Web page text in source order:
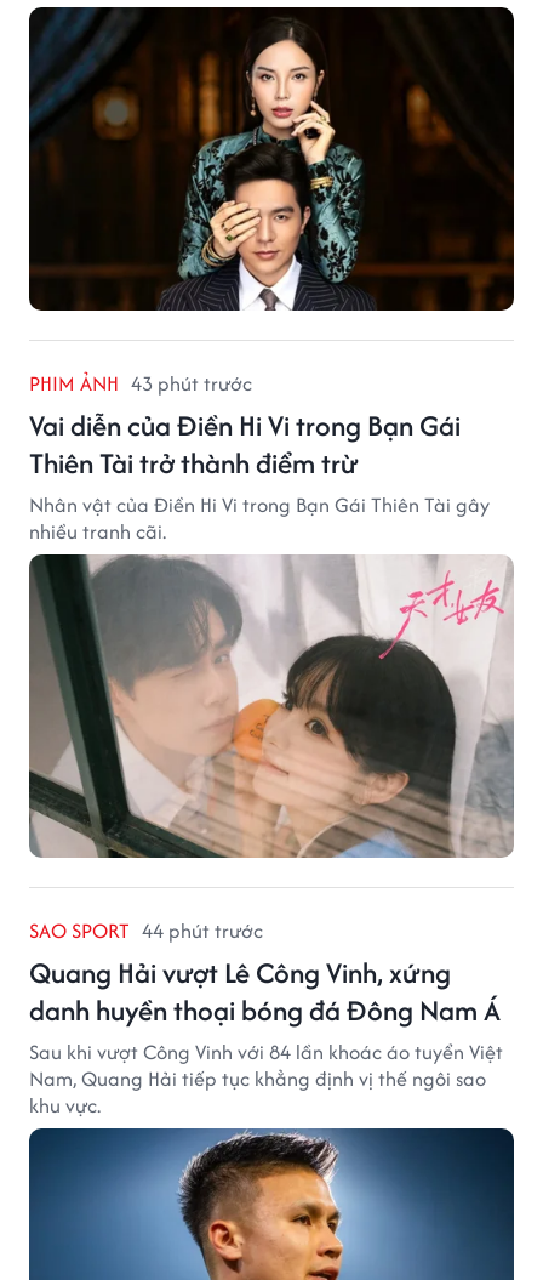
PHIM ẢNH 43 phút trước
Vai diễn của Điền Hi Vi trong Bạn Gái
Thiên Tài trở thành điểm trừ
Nhân vật của Điền Hi Vi trong Bạn Gái Thiên Tài gây
nhiều tranh cãi.
SAO SPORT 44 phút trước
Quang Hải vượt Lê Công Vinh, xứng
danh huyền thoại bóng đá Đông Nam Á
Sau khi vượt Công Vinh với 84 lần khoác áo tuyển Việt
Nam, Quang Hải tiếp tục khẳng định vị thế ngôi sao
khu vực.